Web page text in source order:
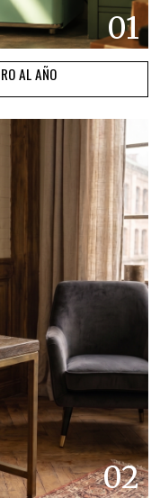
01
AL AÑO
02